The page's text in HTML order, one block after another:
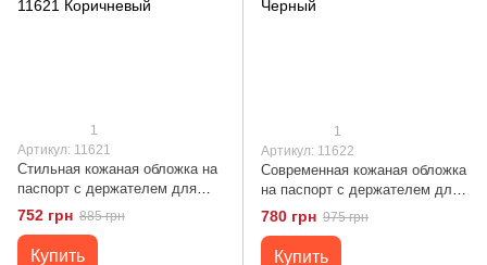
1
Артикул: 11621
Стильная кожаная обложка на
паспорт с держателем для
Apple AirTag GRANDE PELLE
11621 Коричневый
752 грн 885 грн
Купить
1
Артикул: 11622
Современная кожаная обложка
на паспорт с держателем для
Apple AirTag GRANDE PELLE
11622 Черный
780 грн 975 грн
Купить